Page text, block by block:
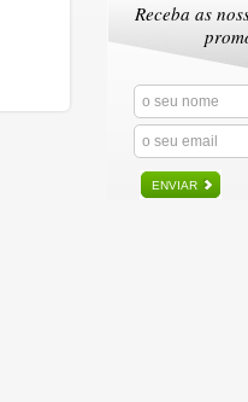
Receba as
ENVIAR